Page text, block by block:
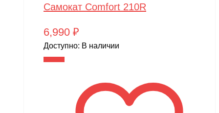
Самокат Comfort 210R
6,990 ₽
Доступно: В наличии